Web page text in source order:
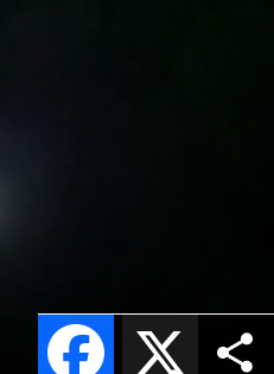
X
Facebook